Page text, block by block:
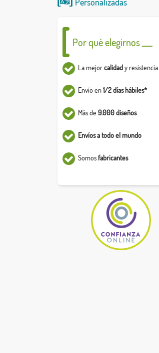
Por qué elegirnos ___
La mejorcalidady resistencia
Envío en1/2 días hábiles*
Más de 9.000 diseños
Envíos a todo el mundo
Somosfabricantes